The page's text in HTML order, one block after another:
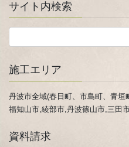
サイト内検索
施工エリア
丹波市全域(春日町、市島町、青
福知山市,綾部市,丹波篠山市,三田
資料請求